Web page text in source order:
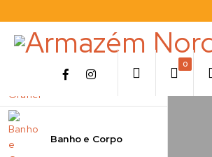
0
Banho e Corpo